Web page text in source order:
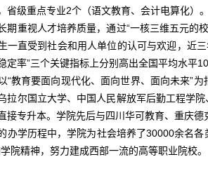
省级重点专业2个（语文教育、会计电算化）。
重视人才培养质量，通过“一核三维五元的校
一直受到社会和用人单位的认可与欢迎，近
定率”三个关键指标上分别高出全国平均水平
育要面向现代化、面向世界、面向未来”为
拉尔国立大学、中国人民解放军后勤工程学
接专升本。学院先后与四川华可教育、重庆
学历程中，学院为社会培养了30000余名各
院精神，努力建成西部一流的高等职业院校。